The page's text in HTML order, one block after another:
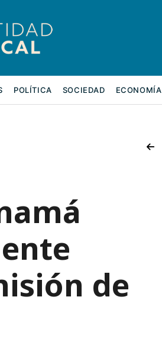
POLÍTICA SOCIEDAD ECONOMÍA
de